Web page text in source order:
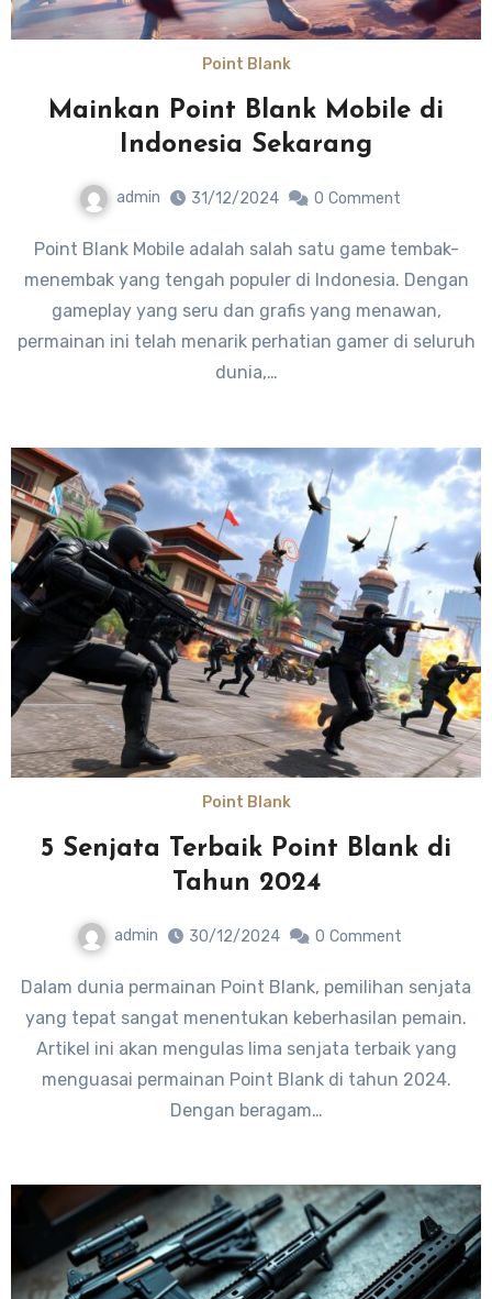
Point Blank
Mainkan Point Blank Mobile di
Indonesia Sekarang
admin 31/12/2024 0 Comment
Point Blank Mobile adalah salah satu game tembak-
menembak yang tengah populer di Indonesia. Dengan
gameplay yang seru dan grafis yang menawan,
permainan ini telah menarik perhatian gamer di seluruh
dunia,…
Point Blank
5 Senjata Terbaik Point Blank di
Tahun 2024
admin 30/12/2024 0 Comment
Dalam dunia permainan Point Blank, pemilihan senjata
yang tepat sangat menentukan keberhasilan pemain.
Artikel ini akan mengulas lima senjata terbaik yang
menguasai permainan Point Blank di tahun 2024.
Dengan beragam…